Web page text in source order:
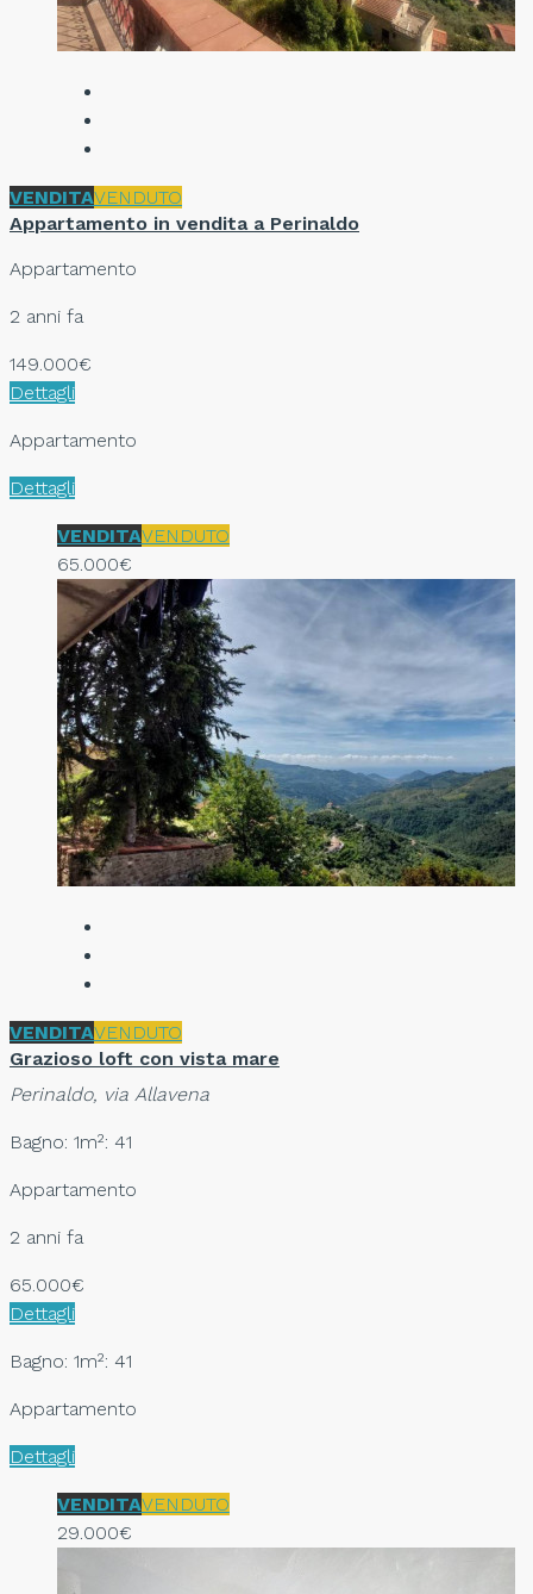
VENDITAVENDUTO
Appartamento in vendita a Perinaldo
Appartamento
2 anni fa
149.000€
Dettagli
Appartamento
Dettagli
VENDITAVENDUTO
65.000€
VENDITAVENDUTO
Grazioso loft con vista mare
Perinaldo, via Allavena
Bagno: 1m²: 41
Appartamento
2 anni fa
65.000€
Dettagli
Bagno: 1m²: 41
Appartamento
Dettagli
VENDITAVENDUTO
29.000€